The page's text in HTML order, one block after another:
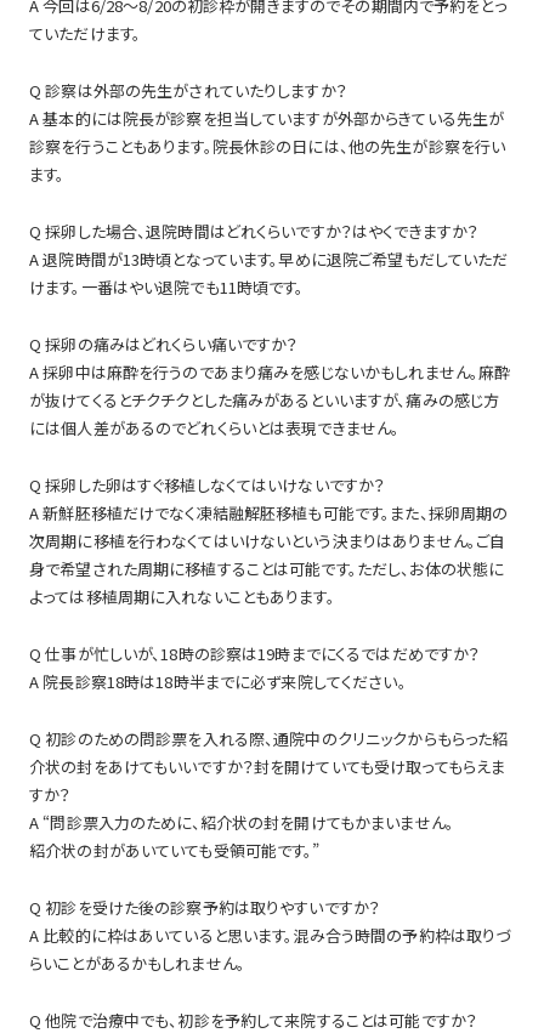
A 今回は6/28～8/20の初診枠が開きますのでその期間内で予約をとっ
ていただけます。
Q 診察は外部の先生がされていたりしますか？
A 基本的には院長が診察を担当していますが外部からきている先生が
診察を行うこともあります。院長休診の日には、他の先生が診察を行い
ます。
Q 採卵した場合、退院時間はどれくらいですか？はやくできますか？
A 退院時間が13時頃となっています。早めに退院ご希望もだしていただ
けます。一番はやい退院でも11時頃です。
Q 採卵の痛みはどれくらい痛いですか？
A 採卵中は麻酔を行うのであまり痛みを感じないかもしれません。麻酔
が抜けてくるとチクチクとした痛みがあるといいますが、痛みの感じ方
には個人差があるのでどれくらいとは表現できません。
Q 採卵した卵はすぐ移植しなくてはいけないですか？
A 新鮮胚移植だけでなく凍結融解胚移植も可能です。また、採卵周期の
次周期に移植を行わなくてはいけないという決まりはありません。ご自
身で希望された周期に移植することは可能です。ただし、お体の状態に
よっては移植周期に入れないこともあります。
Q 仕事が忙しいが、18時の診察は19時までにくるではだめですか？
A 院長診察18時は18時半までに必ず来院してください。
Q 初診のための問診票を入れる際、通院中のクリニックからもらった紹
介状の封をあけてもいいですか？封を開けていても受け取ってもらえま
すか？
A “問診票入力のために、紹介状の封を開けてもかまいません。
紹介状の封があいていても受領可能です。”
Q 初診を受けた後の診察予約は取りやすいですか？
A 比較的に枠はあいていると思います。混み合う時間の予約枠は取りづ
らいことがあるかもしれません。
Q 他院で治療中でも、初診を予約して来院することは可能ですか？